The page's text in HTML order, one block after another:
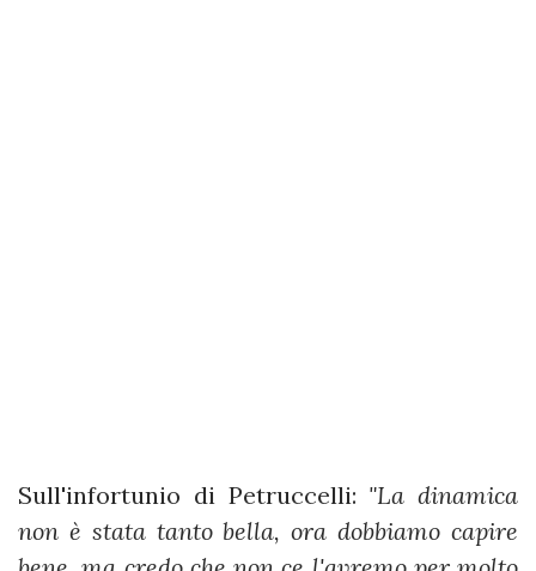
Sull'infortunio di Petruccelli: "La dinamica
non è stata tanto bella, ora dobbiamo capire